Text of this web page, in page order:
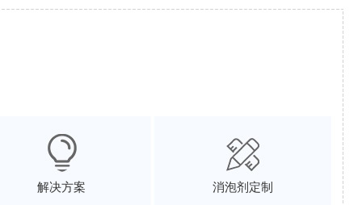
解决方案 消泡剂定制